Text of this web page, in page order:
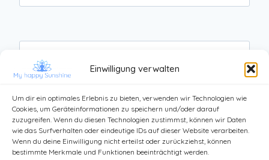
Einwilligung verwalten
Um dir ein optimales Erlebnis zu bieten, verwenden wir Technologien wie
Cookies, um Geräteinformationen zu speichern und/oder darauf
zuzugreifen. Wenn du diesen Technologien zustimmst, können wir Daten
wie das Surfverhalten oder eindeutige IDs auf dieser Website verarbeiten.
Wenn du deine Einwilligung nicht erteilst oder zurückziehst, können
bestimmte Merkmale und Funktionen beeinträchtigt werden.